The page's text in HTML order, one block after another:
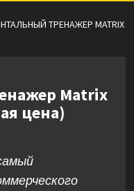
ТРЕНАЖЕР MATRIX
Matrix
цена)